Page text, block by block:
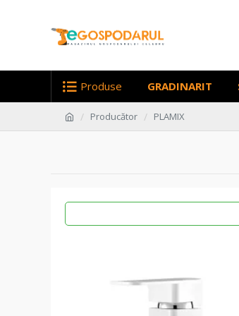
Produse GRADINARIT
Producător PLAMIX